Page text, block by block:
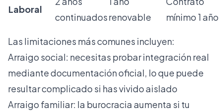
Laboral
continuadosrenovable
mínimo 1 año
Las limitaciones más comunes incluyen:
Arraigo social: necesitas probar integración real
mediante documentación oficial, lo que puede
resultar complicado si has vivido aislado
Arraigo familiar: la burocracia aumenta si tu